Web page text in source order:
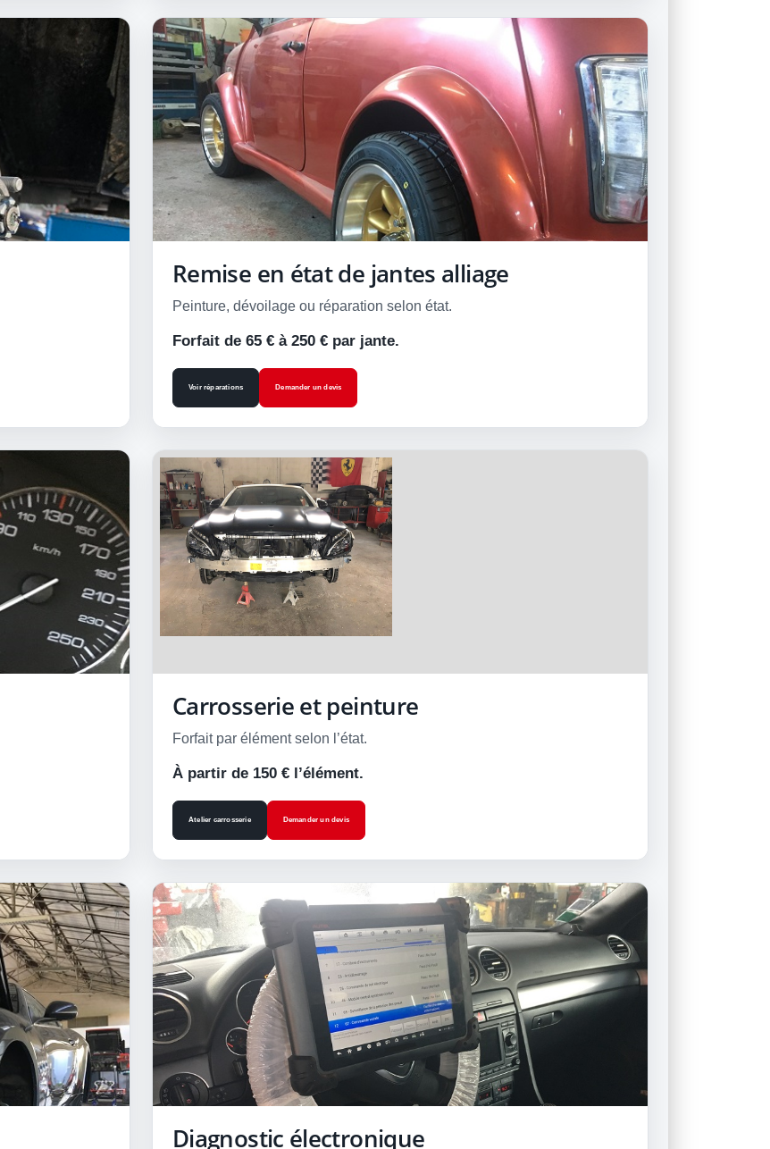
Remise en état de jantes alliage
Peinture, dévoilage ou réparation selon état.
Forfait de 65 € à 250 € par jante.
Voir réparations Demander un devis
Carrosserie et peinture
Forfait par élément selon l’état.
À partir de 150 € l’élément.
Atelier carrosserie Demander un devis
Diagnostic électronique